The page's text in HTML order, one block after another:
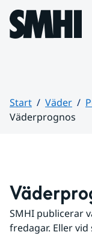
Hoppa till sidans
Start Väder
Väderprognos
SMHI publicerar
fredagar. Eller